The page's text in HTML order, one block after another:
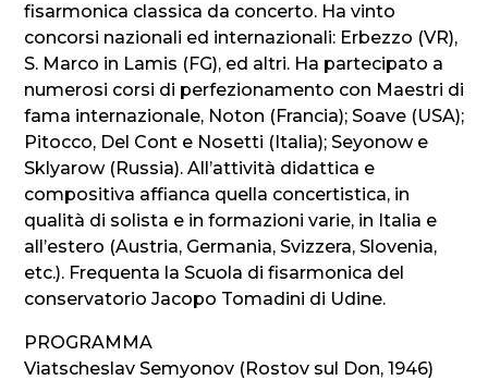
fisarmonica classica da concerto. Ha vinto
concorsi nazionali ed internazionali: Erbezzo (VR),
S. Marco in Lamis (FG), ed altri. Ha partecipato a
numerosi corsi di perfezionamento con Maestri di
fama internazionale, Noton (Francia); Soave (USA);
Pitocco, Del Cont e Nosetti (Italia); Seyonow e
Sklyarow (Russia). All’attività didattica e
compositiva affianca quella concertistica, in
qualità di solista e in formazioni varie, in Italia e
all’estero (Austria, Germania, Svizzera, Slovenia,
etc.). Frequenta la Scuola di fisarmonica del
conservatorio Jacopo Tomadini di Udine.
PROGRAMMA
Viatscheslav Semyonov (Rostov sul Don, 1946)